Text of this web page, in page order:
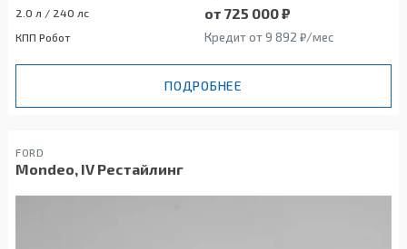
2.0 л / 240 лс от 725 000 ₽
КПП Робот Кредит от 9 892 ₽/мес
ПОДРОБНЕЕ
FORD
Mondeo, IV Рестайлинг